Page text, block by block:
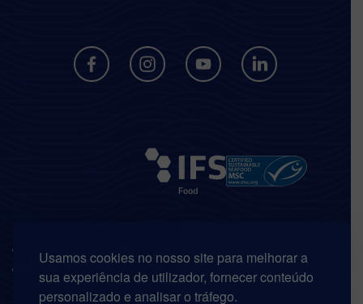
Usamos cookies no nosso site para melhorar a
sua experiência de utilizador, fornecer conteúdo
personalizado e analisar o tráfego.